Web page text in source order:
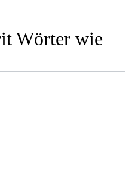
Wörter wie